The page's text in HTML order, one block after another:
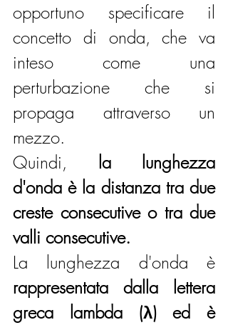
opportuno specificare il
concetto di onda, che va
inteso come una
perturbazione che si
propaga attraverso un
mezzo.
Quindi,
la lunghezza
d'onda è la distanza tra due
creste consecutive o tra due
valli consecutive.
rappresentata dalla lettera
greca lambda (λ) ed è